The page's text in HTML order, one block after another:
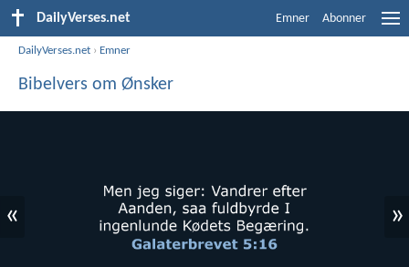
DailyVerses.net Emner Abonner
DailyVerses.net › Emner
Bibelvers om Ønsker
« »